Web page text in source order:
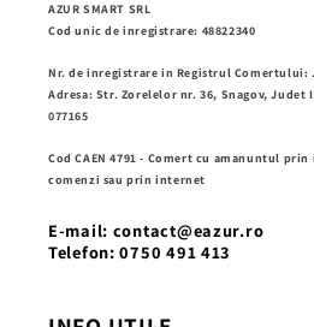
AZUR SMART SRL
Cod unic de inregistrare: 48822340
Nr. de inregistrare in Registrul Comertului:
Adresa: Str. Zorelelor nr. 36, Snagov, Judet
077165
Cod CAEN 4791 - Comert cu amanuntul
comenzi sau prin internet
E-mail: contact@eazur.ro
Telefon: 0750 491 413